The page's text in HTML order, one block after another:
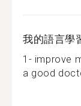
我的語言學
1- improve
a good